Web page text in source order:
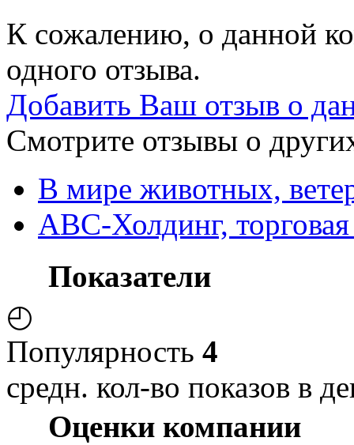
К сожалению, о данной
одного отзыва.
Добавить Ваш отзыв о
Смотрите отзывы о
В мире животных,
ABC-Холдинг,
Показатели
◴
Популярность 4
средн. кол-во показов в
Оценки компании